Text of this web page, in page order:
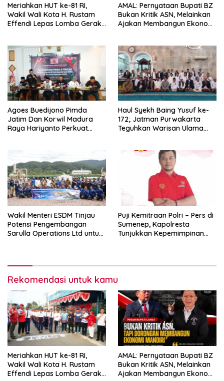
Meriahkan HUT ke-81 RI,
Wakil Wali Kota H. Rustam
Effendi Lepas Lomba Gerak
AMAL: Pernyataan Bupati BZ
Bukan Kritik ASN, Melainkan
Ajakan Membangun Ekonomi
Agoes Buedijono Pimda
Jatim Dan Korwil Madura
Raya Hariyanto Perkuat
Haul Syekh Baing Yusuf ke-
172; Jatman Purwakarta
Teguhkan Warisan Ulama
Wakil Menteri ESDM Tinjau
Potensi Pengembangan
Sarulla Operations Ltd untuk
Puji Kemitraan Polri – Pers di
Sumenep, Kapolresta
Tunjukkan Kepemimpinan
Rekomendasi untuk kamu
Meriahkan HUT ke-81 RI,
Wakil Wali Kota H. Rustam
Effendi Lepas Lomba Gerak
AMAL: Pernyataan Bupati BZ
Bukan Kritik ASN, Melainkan
Ajakan Membangun Ekonomi